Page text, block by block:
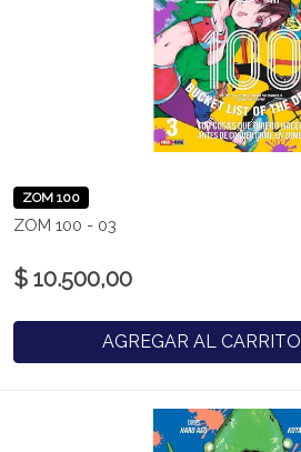
ZOM 100
ZOM 100 - 03
$ 10.500,00
AGREGAR AL CARRITO